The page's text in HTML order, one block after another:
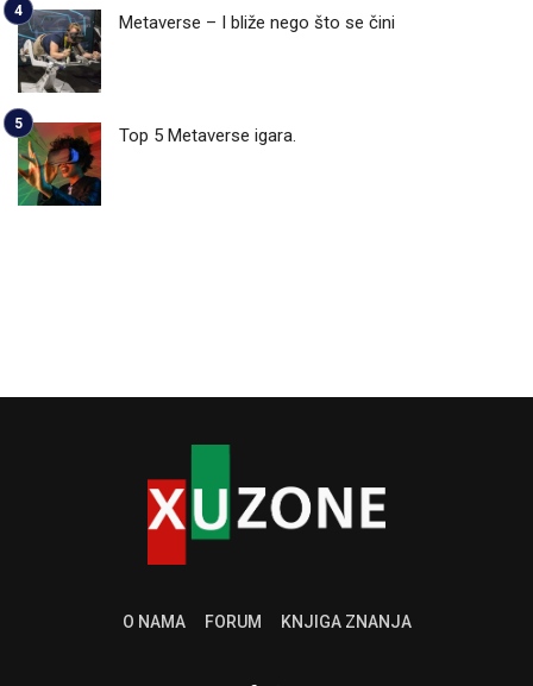
Metaverse – I bliže nego što se čini
Top 5 Metaverse igara.
O NAMA FORUM KNJIGA ZNANJA